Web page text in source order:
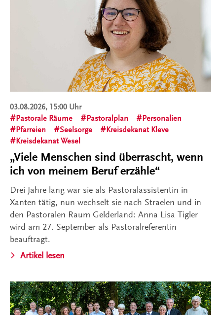
03.08.2026, 15:00 Uhr
Pastorale Räume
Pastoralplan
Personalien
Pfarreien
Seelsorge
Kreisdekanat Kleve
Kreisdekanat Wesel
„Viele Menschen sind überrascht, wenn
ich von meinem Beruf erzähle“
Drei Jahre lang war sie als Pastoralassistentin in
Xanten tätig, nun wechselt sie nach Straelen und in
den Pastoralen Raum Gelderland: Anna Lisa Tigler
wird am 27. September als Pastoralreferentin
beauftragt.
Artikel lesen